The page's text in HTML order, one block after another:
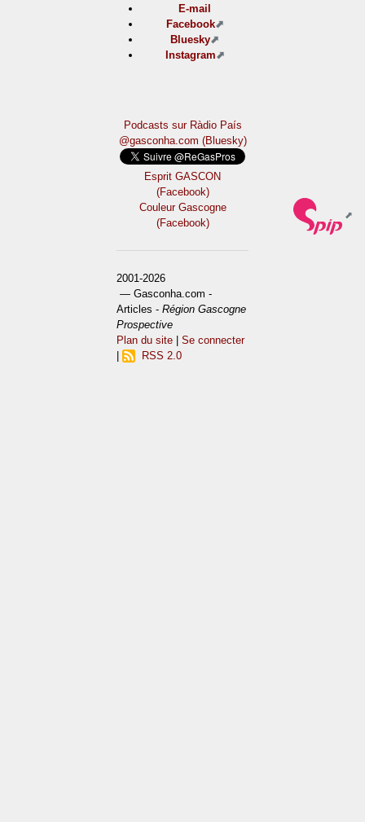
E-mail
Facebook
Bluesky
Instagram
Podcasts sur Ràdio País
@gasconha.com (Bluesky)
Esprit GASCON
(Facebook)
Couleur Gascogne
(Facebook)
2001-2026
— Gasconha.com -
Articles -Région Gascogne
Prospective
Plan du site |Se connecter
|
RSS 2.0